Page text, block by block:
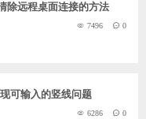
除远程桌面连接的方法
7496 0
可输入的竖线问题
6286 0